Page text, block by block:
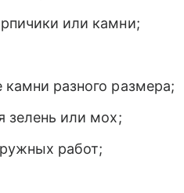
или камни;
разного размера;
зелень или мох;
работ;